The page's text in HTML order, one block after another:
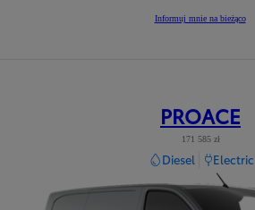
Informuj mnie na bieżąco
PROACE
171 585 zł
Diesel Electric